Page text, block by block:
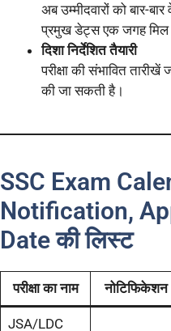
अब उम्मीदवारों को बार-
प्रमुख डेट्स एक जगह मिल
दिशा निर्देशित तैयारी
परीक्षा की संभावित
की जा सकती है।
SSC Exam
Notification,
Date की लिस्ट
परीक्षा का नाम नोटिफिकेशन
JSA/LDC